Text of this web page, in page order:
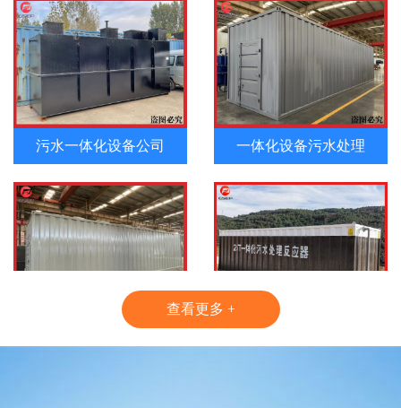
污水一体化设备公司 一体化设备污水处理
一体化污水处理站 一体化处理设备
查看更多 +